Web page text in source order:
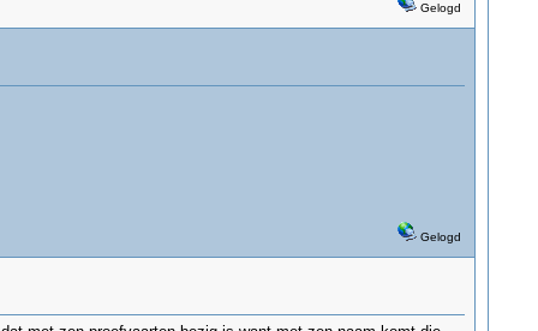
Gelogd
Gelogd